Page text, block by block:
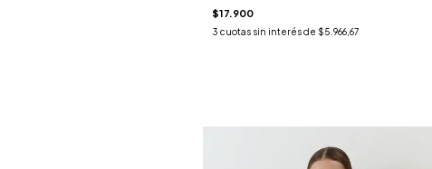
$17.900
3 cuotas sin interés de $5.966,67